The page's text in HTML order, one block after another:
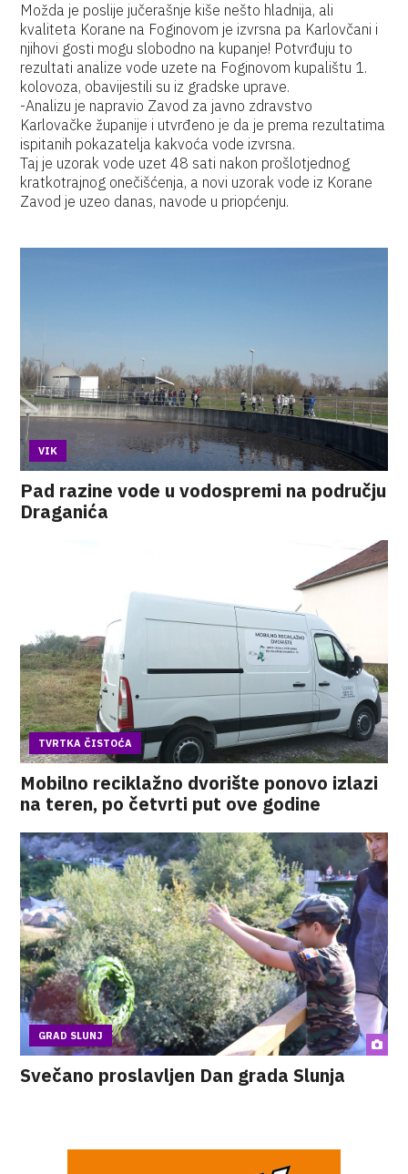
Možda je poslije jučerašnje kiše nešto hladnija, ali
kvaliteta Korane na Foginovom je izvrsna pa Karlovčani i
njihovi gosti mogu slobodno na kupanje! Potvrđuju to
rezultati analize vode uzete na Foginovom kupalištu 1.
kolovoza, obavijestili su iz gradske uprave.
-Analizu je napravio Zavod za javno zdravstvo
Karlovačke županije i utvrđeno je da je prema rezultatima
ispitanih pokazatelja kakvoća vode izvrsna.
Taj je uzorak vode uzet 48 sati nakon prošlotjednog
kratkotrajnog onečišćenja, a novi uzorak vode iz Korane
Zavod je uzeo danas, navode u priopćenju.
VIK
Pad razine vode u vodospremi na području
Draganića
TVRTKA ČISTOĆA
Mobilno reciklažno dvorište ponovo izlazi
na teren, po četvrti put ove godine
GRAD SLUNJ
Svečano proslavljen Dan grada Slunja